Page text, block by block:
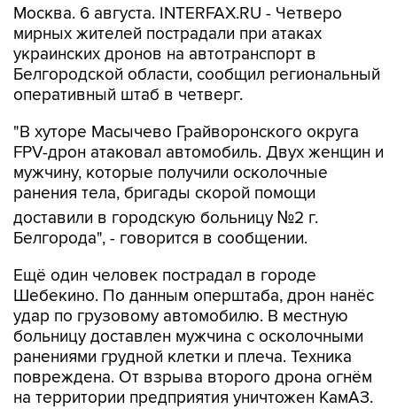
Москва. 6 августа. INTERFAX.RU - Четверо
мирных жителей пострадали при атаках
украинских дронов на автотранспорт в
Белгородской области, сообщил региональный
оперативный штаб в четверг.
"В хуторе Масычево Грайворонского округа
FPV-дрон атаковал автомобиль. Двух женщин и
мужчину, которые получили осколочные
ранения тела, бригады скорой помощи
доставили в городскую больницу №2 г.
Белгорода", - говорится в сообщении.
Ещё один человек пострадал в городе
Шебекино. По данным оперштаба, дрон нанёс
удар по грузовому автомобилю. В местную
больницу доставлен мужчина с осколочными
ранениями грудной клетки и плеча. Техника
повреждена. От взрыва второго дрона огнём
на территории предприятия уничтожен КамАЗ.